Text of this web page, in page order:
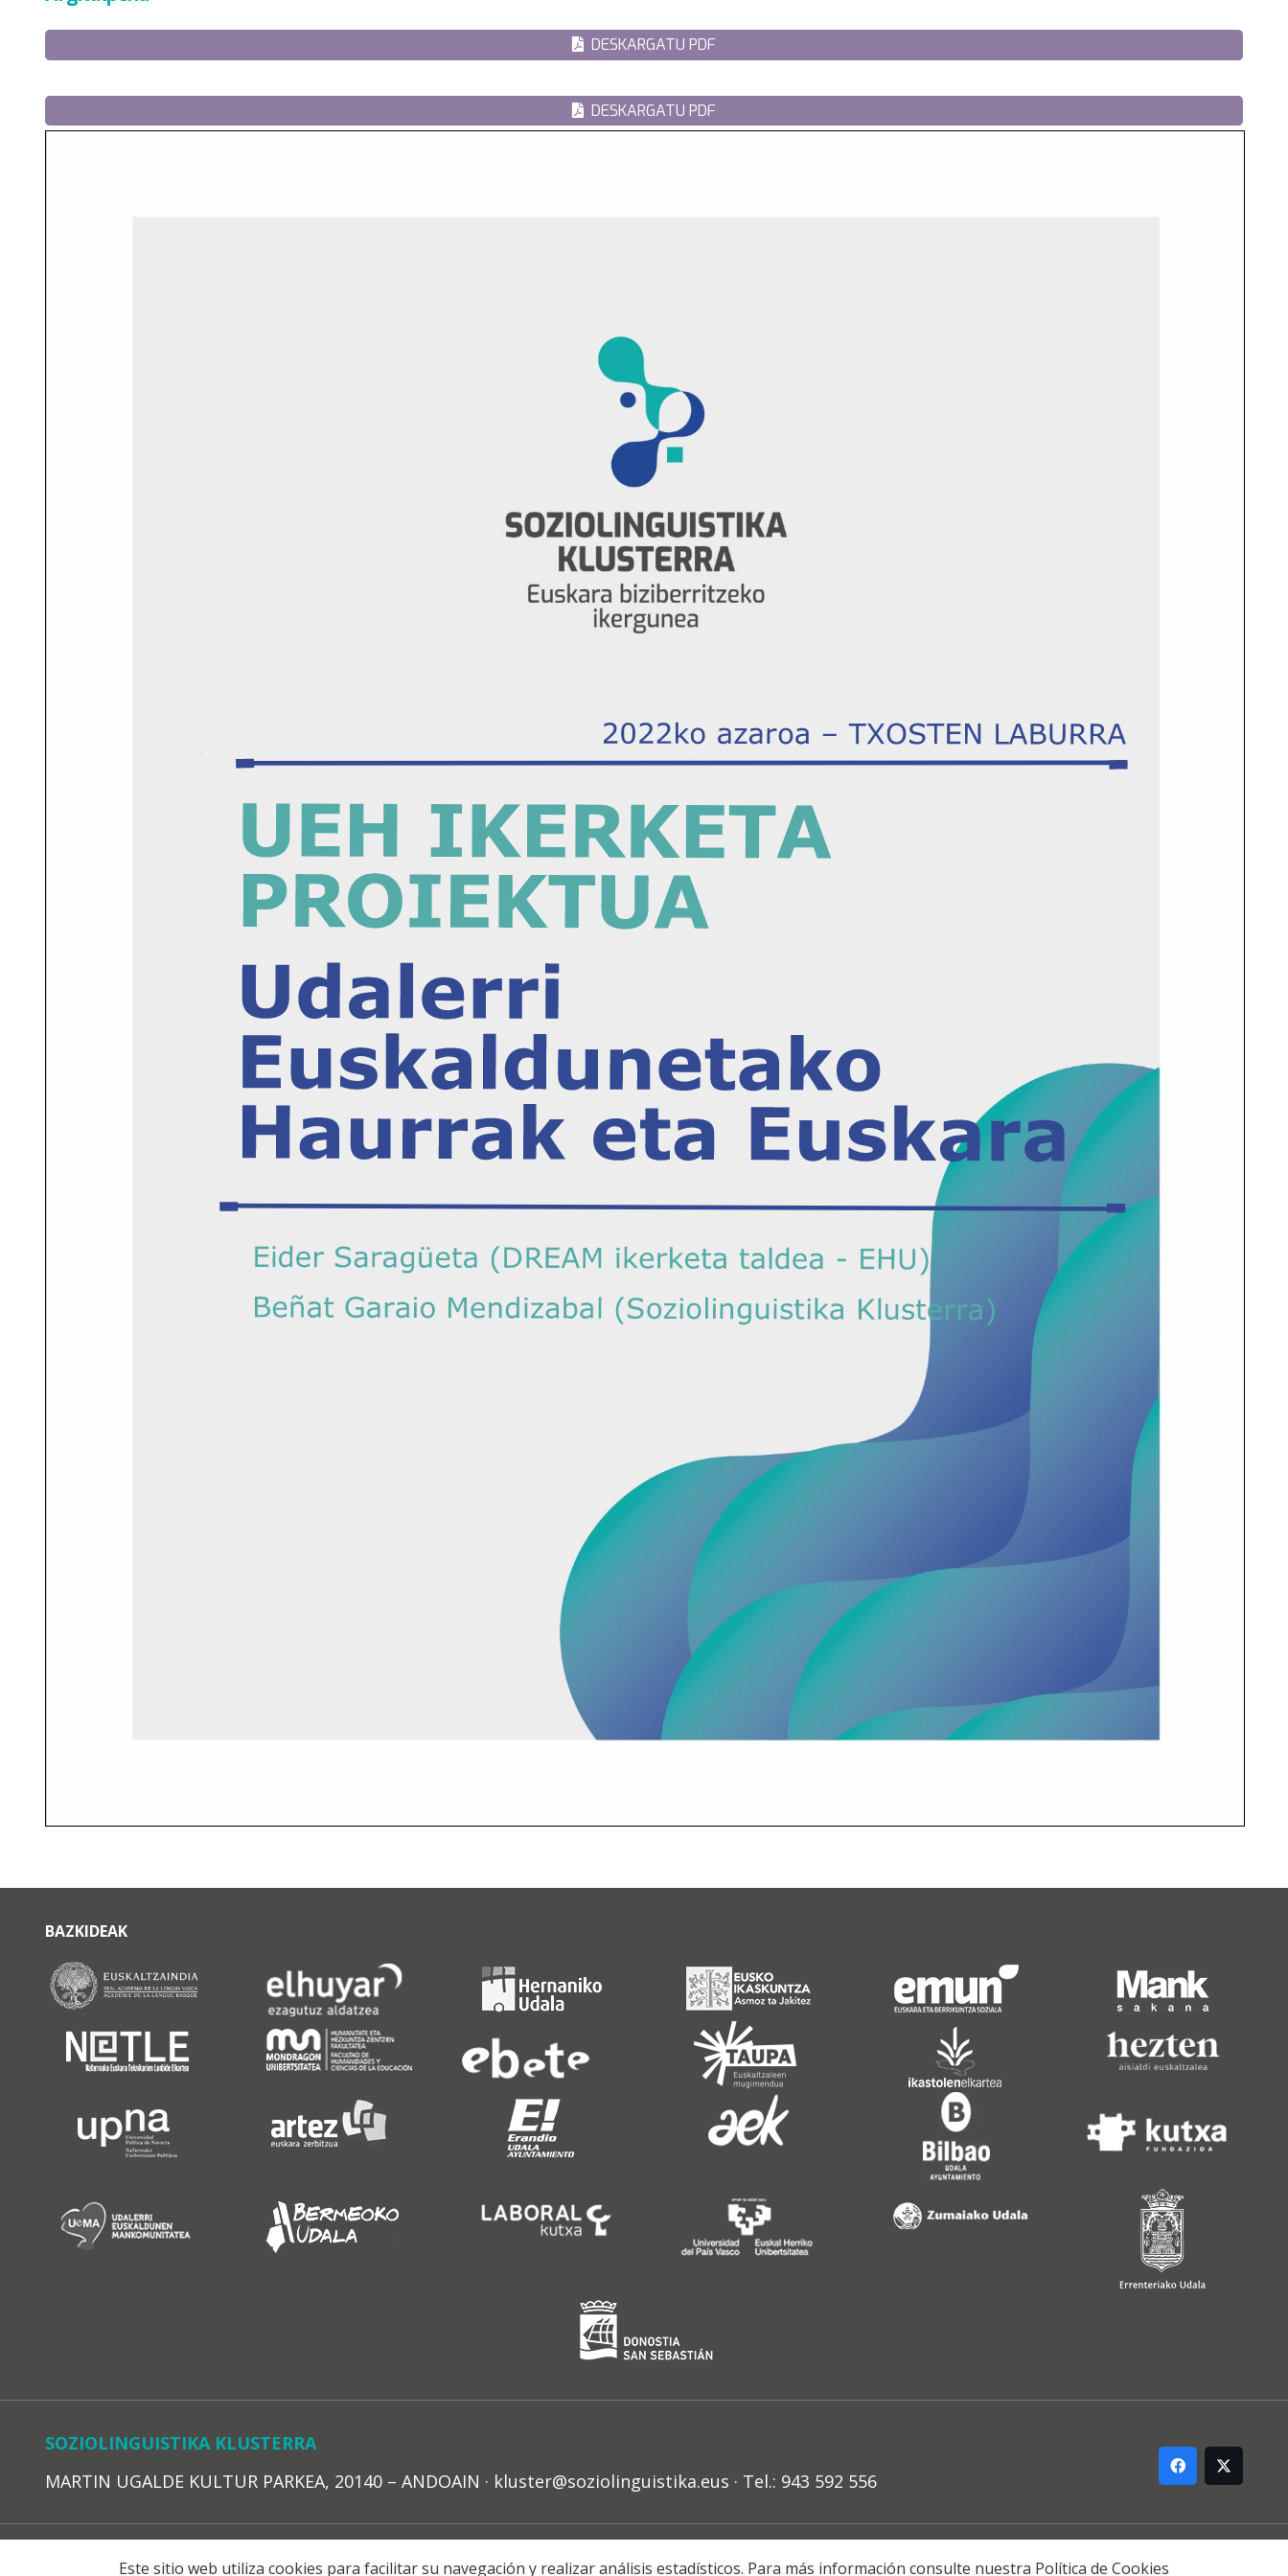
DESKARGATU PDF
DESKARGATU PDF
BAZKIDEAK
SOZIOLINGUISTIKA KLUSTERRA
MARTIN UGALDE KULTUR PARKEA, 20140 – ANDOAIN · kluster@soziolinguistika.eus · Tel.: 943 592 556
Este sitio web utiliza cookies para facilitar su navegación y realizar análisis estadísticos. Para más información consulte nuestra Política de Cookies